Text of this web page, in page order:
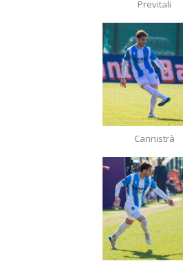
Previtali
Cannistrà